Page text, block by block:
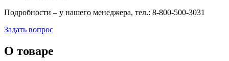
Подробности – у нашего менеджера, тел.: 8-800-500-3031
Задать вопрос
О товаре